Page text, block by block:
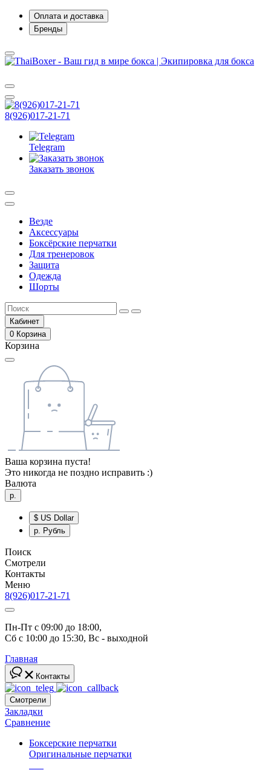
Оплата и доставка
Бренды
8(926)017-21-71
Telegram
Заказать звонок
Везде
Аксессуары
Боксёрские перчатки
Для тренеровок
Защита
Одежда
Шорты
Кабинет
0 Корзина
Корзина
Ваша корзина пуста!
Это никогда не поздно исправить :)
Валюта
р.
$ US Dollar
р. Рубль
Поиск
Смотрели
Контакты
Меню
8(926)017-21-71
Пн-Пт с 09:00 до 18:00,
Сб с 10:00 до 15:30, Вс - выходной
Главная
Контакты
Смотрели
Закладки
Сравнение
Боксерские перчатки
Оригинальные перчатки